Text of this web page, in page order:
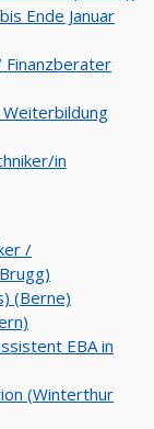
Ende Januar
Finanzberater
in
/
(Berne)
EBA in
(Winterthur